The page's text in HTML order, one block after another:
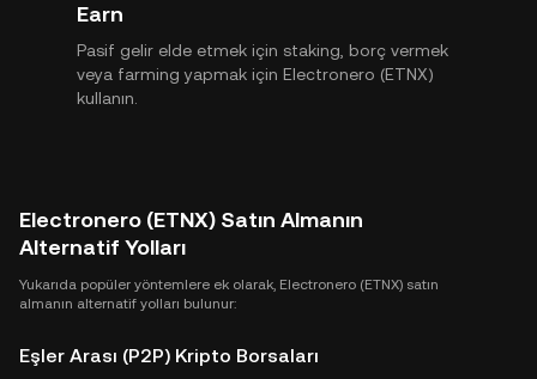
Earn
Pasif gelir elde etmek için staking, borç vermek
veya farming yapmak için Electronero (ETNX)
kullanın.
Electronero (ETNX) Satın Almanın
Alternatif Yolları
Yukarıda popüler yöntemlere ek olarak, Electronero (ETNX) satın
almanın alternatif yolları bulunur:
Eşler Arası (P2P) Kripto Borsaları